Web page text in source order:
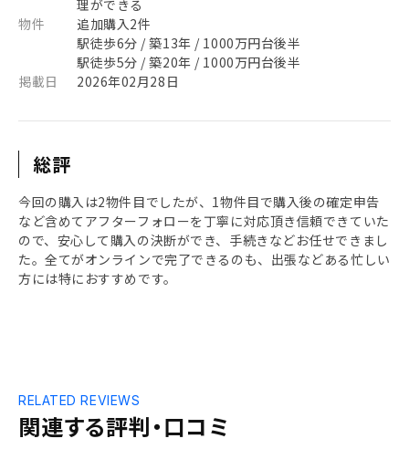
理ができる
物件
追加購入2件
駅徒歩6分 / 築13年 / 1000万円台後半
駅徒歩5分 / 築20年 / 1000万円台後半
掲載日
2026年02月28日
総評
今回の購入は2物件目でしたが、1物件目で購入後の確定申告
など含めてアフターフォローを丁寧に対応頂き信頼できていた
ので、安心して購入の決断ができ、手続きなどお任せできまし
た。全てがオンラインで完了できるのも、出張などある忙しい
方には特におすすめです。
関連する評判・口コミ
RELATED REVIEWS